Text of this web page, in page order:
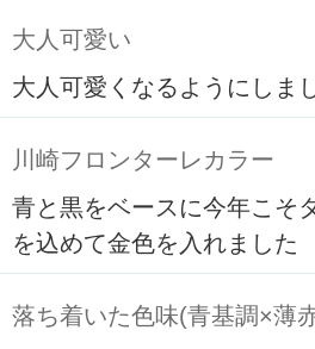
大人可愛い
大人可愛くなるようにしま
川崎フロンターレカラー
青と黒をベースに今年こそ
を込めて金色を入れました
落ち着いた色味(青基調×薄